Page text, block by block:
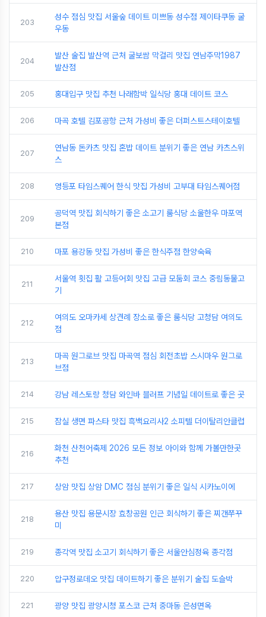
203
성수 점심 맛집 서울숲 데이트 미쁘동 성수점 제이타쿠동 굴
우동
204
발산 술집 발산역 근처 굴보쌈 막걸리 맛집 연남주막1987
발산점
205 홍대입구 맛집 추천 나래함박 일식당 홍대 데이트 코스
206 마곡 호텔 김포공항 근처 가성비 좋은 더퍼스트스테이호텔
207
연남동 돈카츠 맛집 혼밥 데이트 분위기 좋은 연남 카츠스위
스
208 영등포 타임스퀘어 한식 맛집 가성비 고부대 타임스퀘어점
209
공덕역 맛집 회식하기 좋은 소고기 룸식당 소울한우 마포역
본점
210 마포 용강동 맛집 가성비 좋은 한식주점 한양숙육
211
서울역 횟집 활 고등어회 맛집 고급 모둠회 코스 중림동물고
기
212
여의도 오마카세 상견례 장소로 좋은 룸식당 고청담 여의도
점
213
마곡 원그로브 맛집 마곡역 점심 회전초밥 스시마우 원그로
브점
214 강남 레스토랑 청담 와인바 블러프 기념일 데이트로 좋은 곳
215 잠실 생면 파스타 맛집 흑백요리사2 소피텔 더이탈리안클럽
216
화천 산천어축제 2026 모든 정보 아이와 함께 가볼만한곳
추천
217 상암 맛집 상암 DMC 점심 분위기 좋은 일식 시카노이에
218
용산 맛집 용문시장 효창공원 인근 회식하기 좋은 찌갠쭈꾸
미
219 종각역 맛집 소고기 회식하기 좋은 서울안심정육 종각점
220 압구정로데오 맛집 데이트하기 좋은 분위기 술집 도슬박
221 광양 맛집 광양시청 포스코 근처 중마동 은성면옥